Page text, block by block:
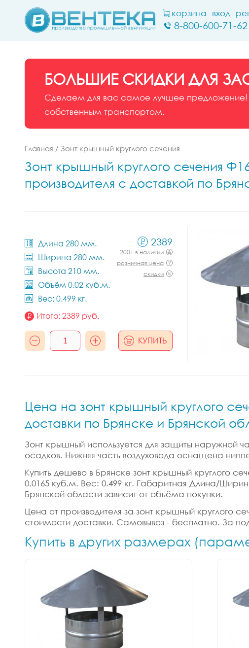
корзина вход
8-800-600-71-62
БОЛЬШИЕ СКИДКИ ДЛЯ
Сделаем для вас самое лучшее предложение!
собственным транспортом.
Главная / Зонт крышный круглого сечения
Зонт крышный круглого сечения
производителя с доставкой по
Длина 280 мм.
Ширина 280 мм.
Высота 210 мм.
Объём 0.02 куб.м.
Вес: 0.499 кг.
2389
200+ в наличии
розничная цена
скидки
Итого: 2389 руб.
КУПИТЬ
Цена на зонт крышный круглого
доставки по Брянске и Брянской
Зонт крышный используется для защиты наружной
осадков. Нижняя часть воздуховода оснащена
Купить дешево в Брянске зонт крышный круглого
0.0165 куб.м. Вес: 0.499 кг. Габаритная Длина/
Брянской области зависит от объёма покупки.
Цена от производителя за зонт крышный круглого
стоимости доставки. Самовывоз - бесплатно. За
Купить в других размерах